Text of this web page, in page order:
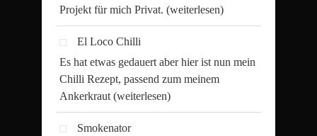
Projekt für mich Privat. (weiterlesen)
El Loco Chilli
Es hat etwas gedauert aber hier ist nun mein
Chilli Rezept, passend zum meinem
Ankerkraut (weiterlesen)
Smokenator